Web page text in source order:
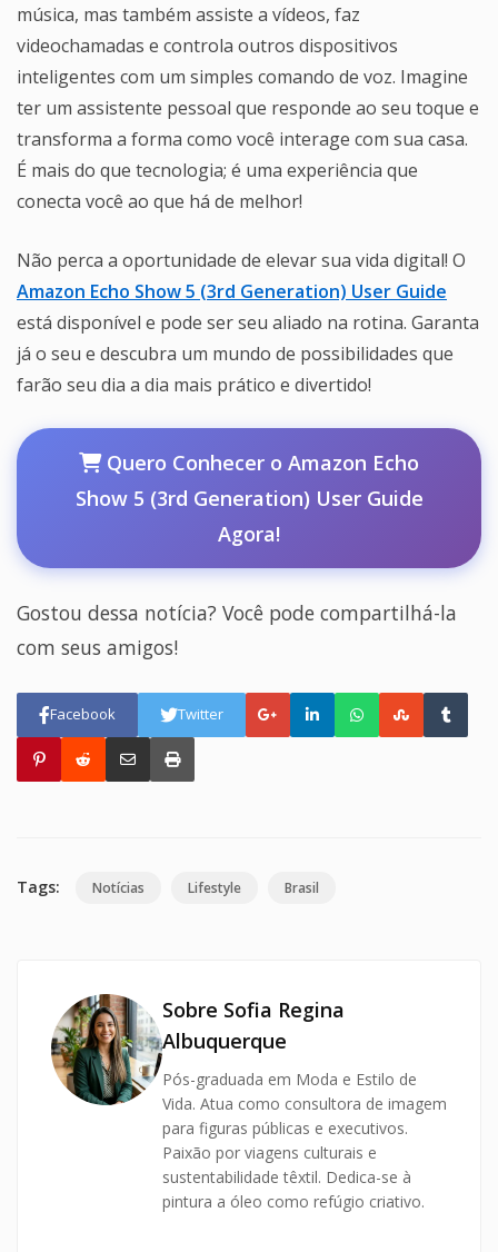
música, mas também assiste a vídeos, faz
videochamadas e controla outros dispositivos
inteligentes com um simples comando de voz. Imagine
ter um assistente pessoal que responde ao seu toque e
transforma a forma como você interage com sua casa.
É mais do que tecnologia; é uma experiência que
conecta você ao que há de melhor!
Não perca a oportunidade de elevar sua vida digital! O
Amazon Echo Show 5 (3rd Generation) User Guide
está disponível e pode ser seu aliado na rotina. Garanta
já o seu e descubra um mundo de possibilidades que
farão seu dia a dia mais prático e divertido!
Quero Conhecer o Amazon Echo
Show 5 (3rd Generation) User Guide
Agora!
Gostou dessa notícia? Você pode compartilhá-la
com seus amigos!
Facebook Twitter
Tags: Notícias Lifestyle Brasil
Sobre Sofia Regina
Albuquerque
Pós-graduada em Moda e Estilo de
Vida. Atua como consultora de imagem
para figuras públicas e executivos.
Paixão por viagens culturais e
sustentabilidade têxtil. Dedica-se à
pintura a óleo como refúgio criativo.